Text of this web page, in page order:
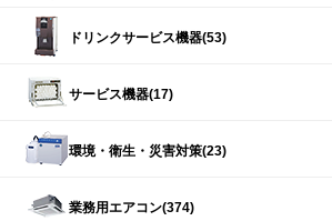
ドリンクサービス機器(53)
サービス機器(17)
環境・衛生・災害対策(23)
業務用エアコン(374)